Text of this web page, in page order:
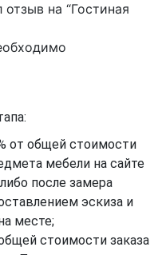
на “Гостиная
от общей стоимости
мебели на сайте
после замера
эскиза и
месте;
стоимости заказа